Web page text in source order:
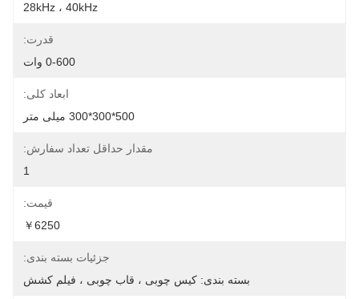
28kHz ، 40kHz
قدرت:
0-600 وات
ابعاد کلی:
500*300*300 میلی متر
مقدار حداقل تعداد سفارش:
1
قیمت:
￥6250
جزئیات بسته بندی:
بسته بندی: کیس چوبی ، قاب چوبی ، فیلم کشش